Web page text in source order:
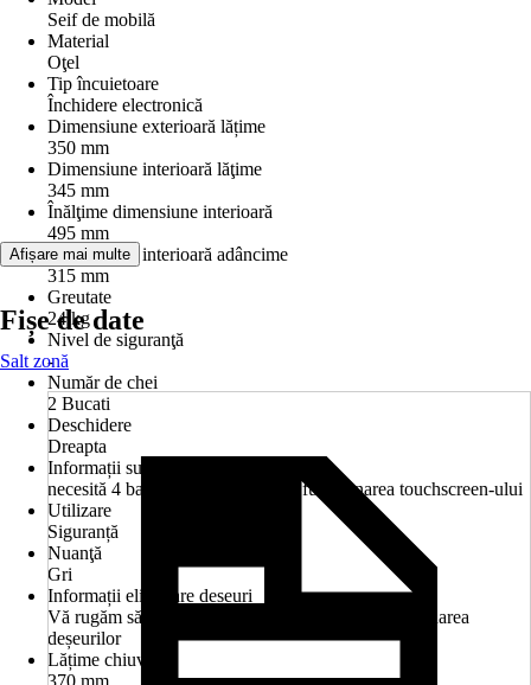
Seif de mobilă
Material
Oţel
Tip încuietoare
Închidere electronică
Dimensiune exterioară lățime
350 mm
Dimensiune interioară lăţime
345 mm
Înălţime dimensiune interioară
495 mm
Dimensiune interioară adâncime
315 mm
Greutate
24 kg
Nivel de siguranţă
-
Număr de chei
2 Bucati
Deschidere
Dreapta
Informații suplimentare
necesită 4 baterii AA 1,5V pentru funcționarea touchscreen-ului
Utilizare
Siguranță
Nuanţă
Gri
Informații eliminare deșeuri
Vă rugăm să respectați indicațiile cu privire la eliminarea
deșeurilor
Lățime chiuvetă
370 mm
Afișare mai multe
Fișe de date
Salt zonă